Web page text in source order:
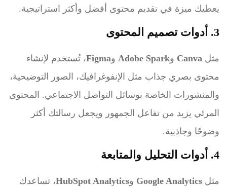
يعطيك ميزة في تقديم محتوى أفضل وأكثر استراتيجية.
3. أدوات تصميم المحتوى
مثل Canva وAdobe Spark وFigma، تُستخدم لإنشاء
محتوى بصري جذاب مثل الإنفوغرافيك، الصور التوضيحية،
والمنشورات الخاصة بوسائل التواصل الاجتماعي. المحتوى
المرئي يزيد من تفاعل الجمهور ويجعل رسالتك أكثر
وضوحًا وجاذبية.
4. أدوات التحليل والمتابعة
مثل Google Analytics وHubSpot Analytics، تساعدك